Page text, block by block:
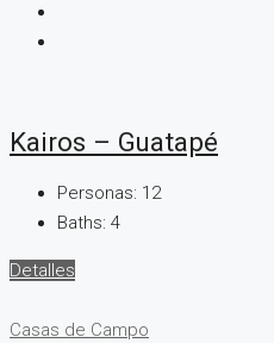
Kairos – Guatapé
Personas: 12
Baths: 4
Detalles
Casas de Campo